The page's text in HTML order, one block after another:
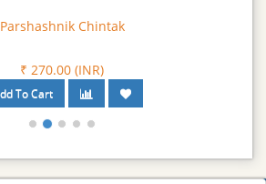
Parshashnik Chintak
₹ 270.00 (INR)